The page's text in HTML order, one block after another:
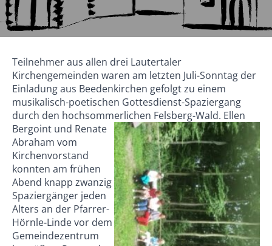
Teilnehmer aus allen drei Lautertaler
Kirchengemeinden waren am letzten Juli-Sonntag der
Einladung aus Beedenkirchen gefolgt zu einem
musikalisch-poetischen Gottesdienst-Spaziergang
durch den hochsommerlichen Felsberg-Wald. Ellen
Bergoint und Renate
Abraham vom
Kirchenvorstand
konnten am frühen
Abend knapp zwanzig
Spaziergänger jeden
Alters an der Pfarrer-
Hörnle-Linde vor dem
Gemeindezentrum